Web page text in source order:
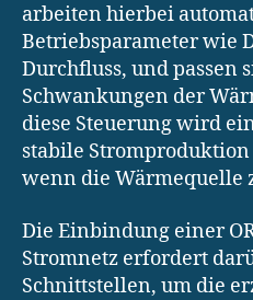
arbeiten hierbei
Betriebsparameter wie
Durchfluss, und passen
Schwankungen der
diese Steuerung wird
stabile
wenn die Wärmequelle
Die Einbindung einer
Stromnetz erfordert
Schnittstellen, um die